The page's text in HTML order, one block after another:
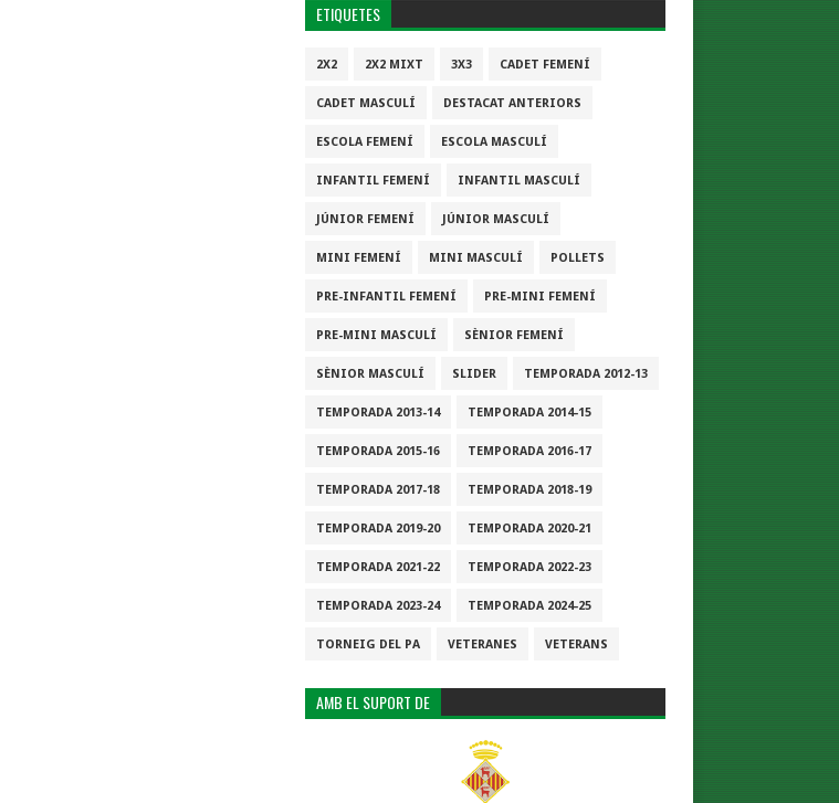
ETIQUETES
2X2 2X2 MIXT 3X3 CADET FEMENÍ
CADET MASCULÍ DESTACAT ANTERIORS
ESCOLA FEMENÍ ESCOLA MASCULÍ
INFANTIL FEMENÍ INFANTIL MASCULÍ
JÚNIOR FEMENÍ JÚNIOR MASCULÍ
MINI FEMENÍ MINI MASCULÍ POLLETS
PRE-INFANTIL FEMENÍ PRE-MINI FEMENÍ
PRE-MINI MASCULÍ SÈNIOR FEMENÍ
SÈNIOR MASCULÍ SLIDER TEMPORADA 2012-13
TEMPORADA 2013-14 TEMPORADA 2014-15
TEMPORADA 2015-16 TEMPORADA 2016-17
TEMPORADA 2017-18 TEMPORADA 2018-19
TEMPORADA 2019-20 TEMPORADA 2020-21
TEMPORADA 2021-22 TEMPORADA 2022-23
TEMPORADA 2023-24 TEMPORADA 2024-25
TORNEIG DEL PA VETERANES VETERANS
AMB EL SUPORT DE